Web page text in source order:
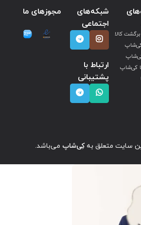
کالا
کی‌شاپ
کی‌شاپ
شبکه‌های
اجتماعی
ارتباط با
پشتیبانی
مجوزهای ما
سایت متعلق بهکِی‌شاپ می‌باشد.